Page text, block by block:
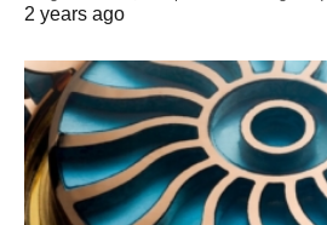
2 years ago